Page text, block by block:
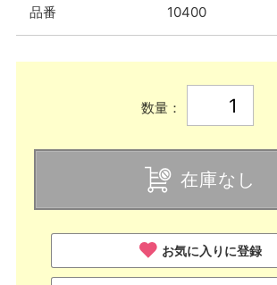
品番 10400
数量：
在庫なし
お気に入りに登録